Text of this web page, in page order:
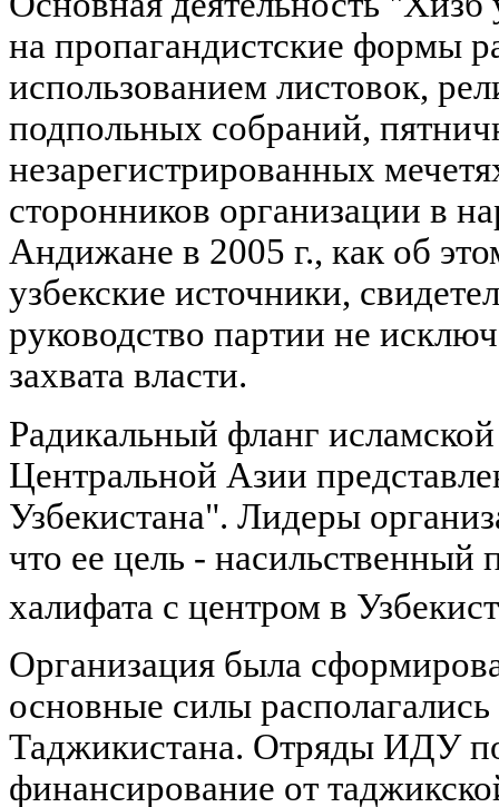
на пропагандистские формы
использованием листовок,
подпольных собраний,
незарегистрированных
сторонников организации в
Андижане в 2005 г., как об
узбекские источники,
руководство партии не
захвата власти.
Радикальный фланг
Центральной Азии
Узбекистана". Лидеры
что ее цель - насильственный
халифата с центром в
Организация была
основные силы
Таджикистана. Отряды ИДУ
финансирование от